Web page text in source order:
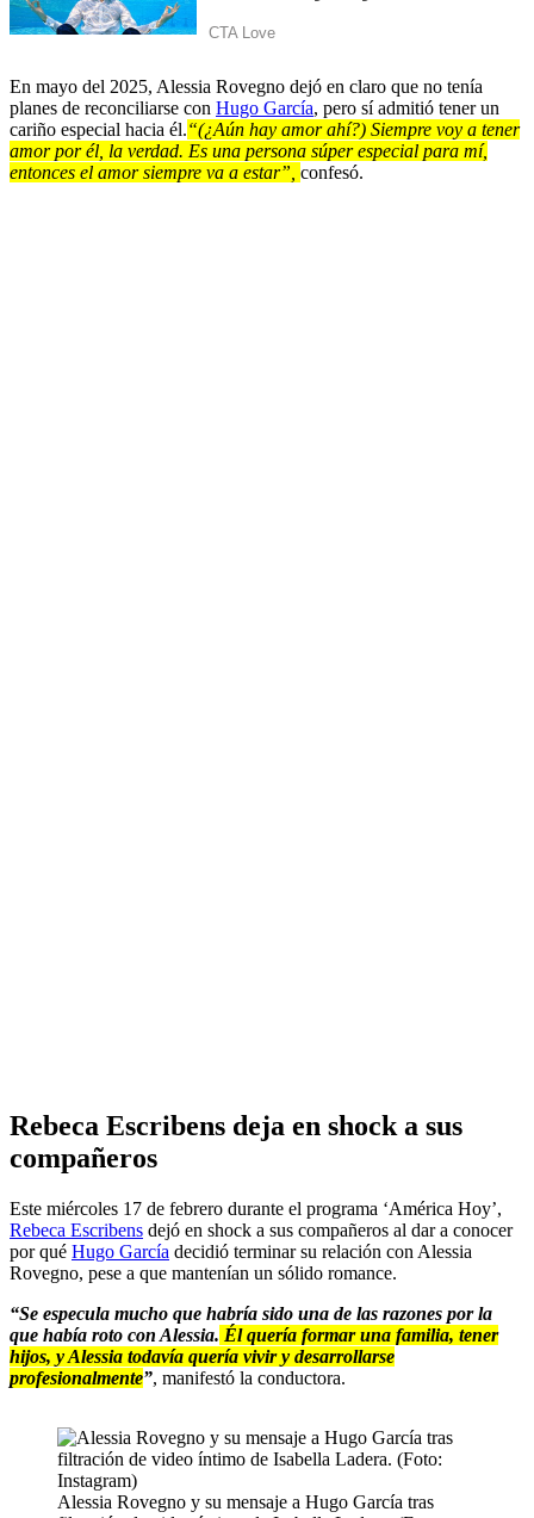
En mayo del 2025, Alessia Rovegno dejó en claro que no tenía
planes de reconciliarse con Hugo García, pero sí admitió tener un
cariño especial hacia él.“(¿Aún hay amor ahí?) Siempre voy a tener
amor por él, la verdad. Es una persona súper especial para mí,
entonces el amor siempre va a estar”, confesó.
Rebeca Escribens deja en shock a sus
compañeros
Este miércoles 17 de febrero durante el programa ‘América Hoy’,
Rebeca Escribens dejó en shock a sus compañeros al dar a conocer
por qué Hugo García decidió terminar su relación con Alessia
Rovegno, pese a que mantenían un sólido romance.
“Se especula mucho que habría sido una de las razones por la
que había roto con Alessia. Él quería formar una familia, tener
hijos, y Alessia todavía quería vivir y desarrollarse
profesionalmente”, manifestó la conductora.
Alessia Rovegno y su mensaje a Hugo García tras